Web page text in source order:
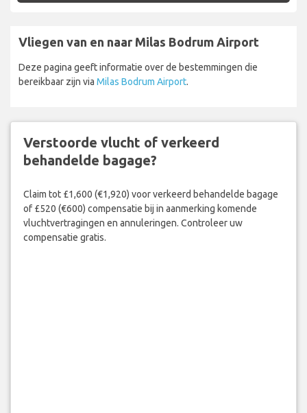
Vliegen van en naar Milas Bodrum Airport
Deze pagina geeft informatie over de bestemmingen die
bereikbaar zijn via Milas Bodrum Airport.
Verstoorde vlucht of verkeerd
behandelde bagage?
Claim tot £1,600 (€1,920) voor verkeerd behandelde bagage
of £520 (€600) compensatie bij in aanmerking komende
vluchtvertragingen en annuleringen. Controleer uw
compensatie gratis.